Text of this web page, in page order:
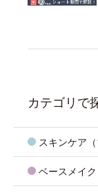
カテゴリで
スキンケア（
ベースメイク